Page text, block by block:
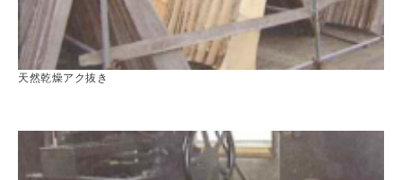
天然乾燥アク抜き